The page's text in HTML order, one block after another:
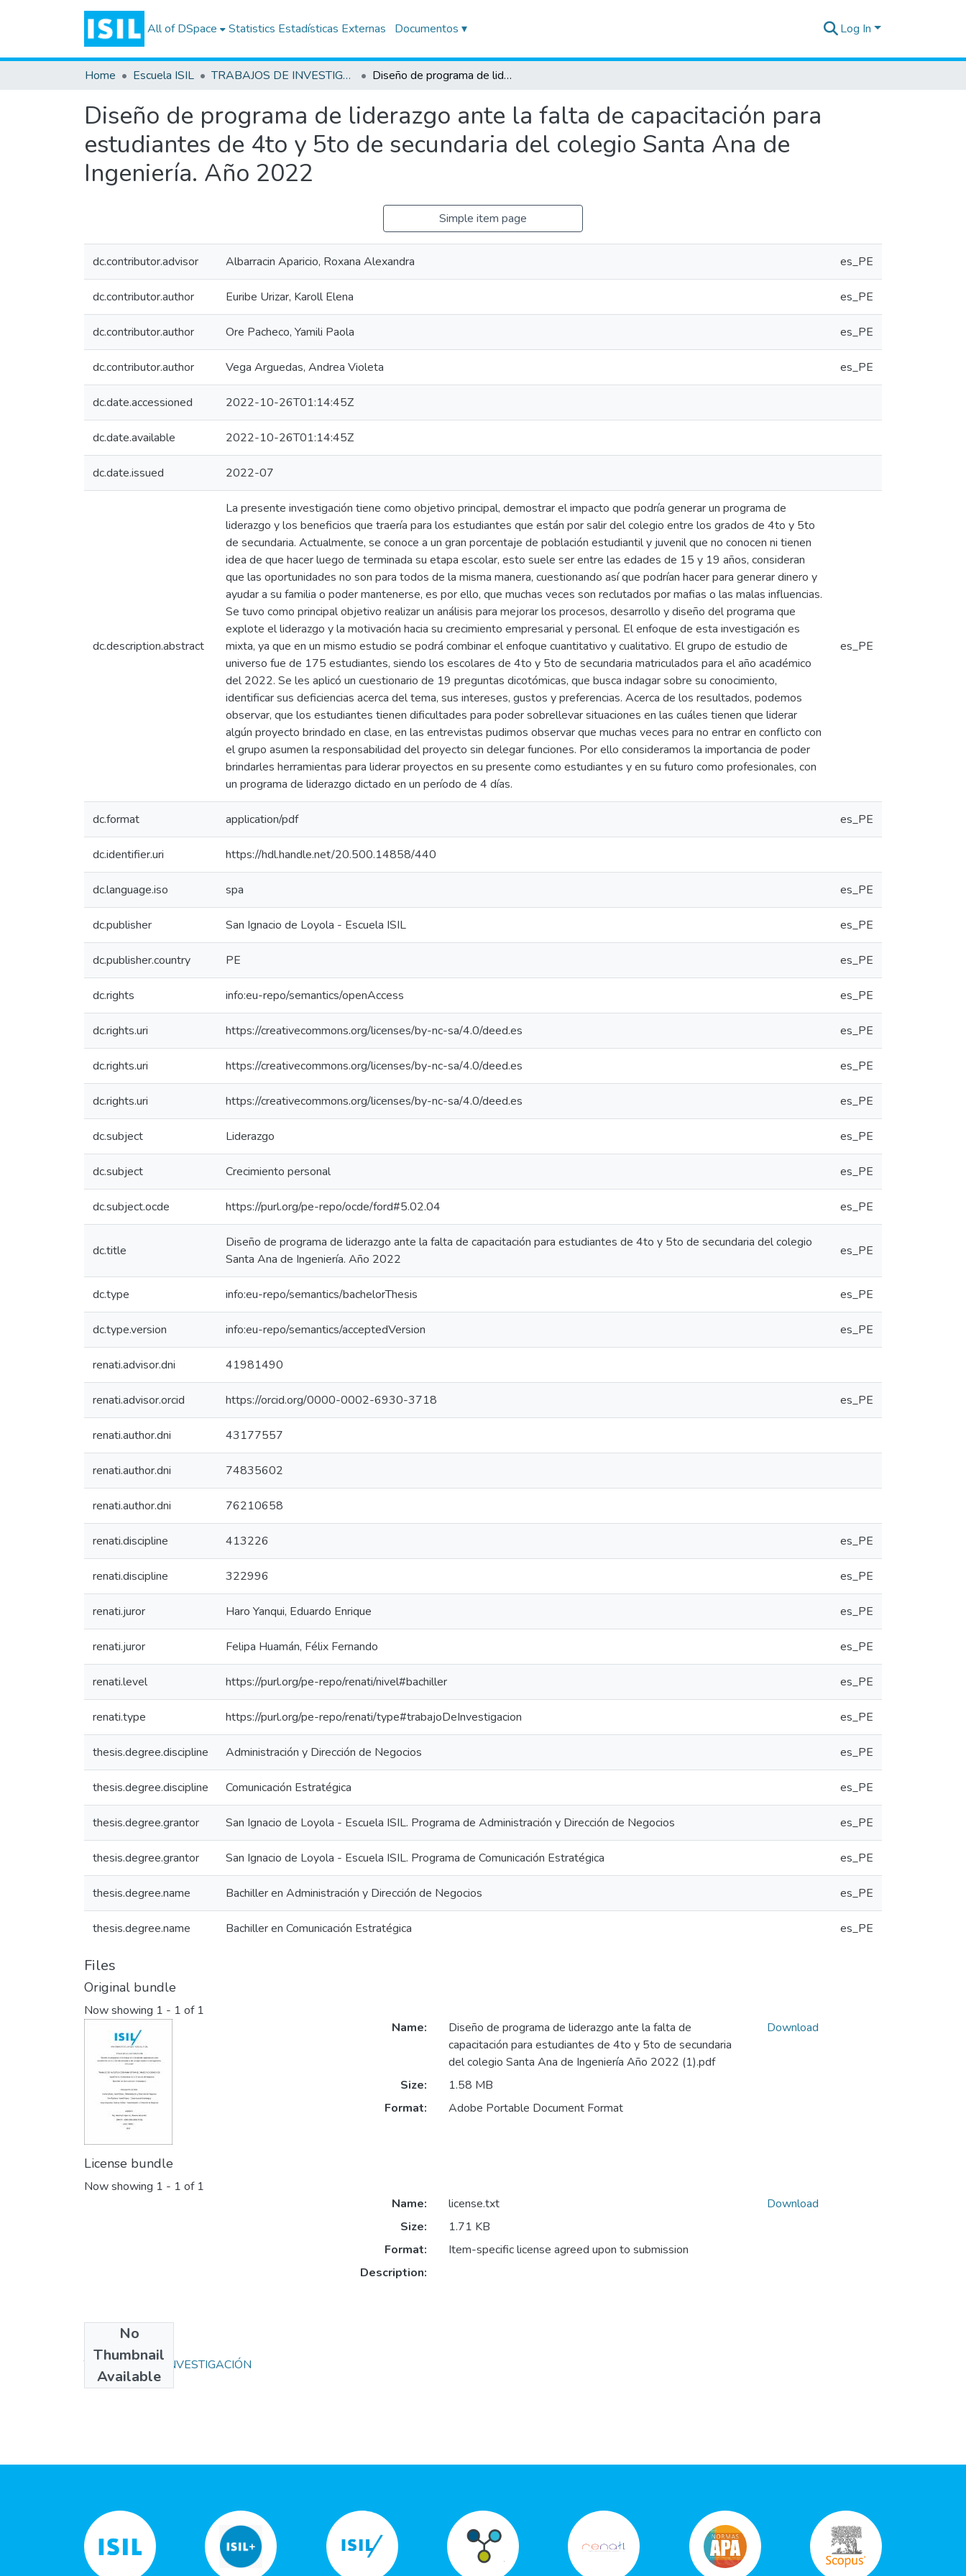
All of DSpace Statistics Estadísticas Externas Documentos ▾ Log In
Home Escuela ISIL TRABAJOS DE INVESTIGACIÓN Diseño de programa de liderazgo ante la falta de capacitación para estudiantes de 4to y 5to de secundaria del colegio Santa Ana de Ingeniería. Año 2022
Diseño de programa de liderazgo ante la falta de capacitación para
estudiantes de 4to y 5to de secundaria del colegio Santa Ana de
Ingeniería. Año 2022
Simple item page
dc.contributor.advisor Albarracin Aparicio, Roxana Alexandra es_PE
dc.contributor.author Euribe Urizar, Karoll Elena es_PE
dc.contributor.author Ore Pacheco, Yamili Paola es_PE
dc.contributor.author Vega Arguedas, Andrea Violeta es_PE
dc.date.accessioned 2022-10-26T01:14:45Z
dc.date.available 2022-10-26T01:14:45Z
dc.date.issued 2022-07
dc.description.abstract
La presente investigación tiene como objetivo principal, demostrar el impacto que podría generar un programa de
liderazgo y los beneficios que traería para los estudiantes que están por salir del colegio entre los grados de 4to y 5to
de secundaria. Actualmente, se conoce a un gran porcentaje de población estudiantil y juvenil que no conocen ni tienen
idea de que hacer luego de terminada su etapa escolar, esto suele ser entre las edades de 15 y 19 años, consideran
que las oportunidades no son para todos de la misma manera, cuestionando así que podrían hacer para generar dinero y
ayudar a su familia o poder mantenerse, es por ello, que muchas veces son reclutados por mafias o las malas influencias.
Se tuvo como principal objetivo realizar un análisis para mejorar los procesos, desarrollo y diseño del programa que
explote el liderazgo y la motivación hacia su crecimiento empresarial y personal. El enfoque de esta investigación es
mixta, ya que en un mismo estudio se podrá combinar el enfoque cuantitativo y cualitativo. El grupo de estudio de
universo fue de 175 estudiantes, siendo los escolares de 4to y 5to de secundaria matriculados para el año académico
del 2022. Se les aplicó un cuestionario de 19 preguntas dicotómicas, que busca indagar sobre su conocimiento,
identificar sus deficiencias acerca del tema, sus intereses, gustos y preferencias. Acerca de los resultados, podemos
observar, que los estudiantes tienen dificultades para poder sobrellevar situaciones en las cuáles tienen que liderar
algún proyecto brindado en clase, en las entrevistas pudimos observar que muchas veces para no entrar en conflicto con
el grupo asumen la responsabilidad del proyecto sin delegar funciones. Por ello consideramos la importancia de poder
brindarles herramientas para liderar proyectos en su presente como estudiantes y en su futuro como profesionales, con
un programa de liderazgo dictado en un período de 4 días.
es_PE
dc.format application/pdf es_PE
dc.identifier.uri https://hdl.handle.net/20.500.14858/440
dc.language.iso spa es_PE
dc.publisher San Ignacio de Loyola - Escuela ISIL es_PE
dc.publisher.country PE es_PE
dc.rights info:eu-repo/semantics/openAccess es_PE
dc.rights.uri https://creativecommons.org/licenses/by-nc-sa/4.0/deed.es es_PE
dc.rights.uri https://creativecommons.org/licenses/by-nc-sa/4.0/deed.es es_PE
dc.rights.uri https://creativecommons.org/licenses/by-nc-sa/4.0/deed.es es_PE
dc.subject Liderazgo es_PE
dc.subject Crecimiento personal es_PE
dc.subject.ocde https://purl.org/pe-repo/ocde/ford#5.02.04 es_PE
dc.title
Diseño de programa de liderazgo ante la falta de capacitación para estudiantes de 4to y 5to de secundaria del colegio
Santa Ana de Ingeniería. Año 2022
es_PE
dc.type info:eu-repo/semantics/bachelorThesis es_PE
dc.type.version info:eu-repo/semantics/acceptedVersion es_PE
renati.advisor.dni 41981490
renati.advisor.orcid https://orcid.org/0000-0002-6930-3718 es_PE
renati.author.dni 43177557
renati.author.dni 74835602
renati.author.dni 76210658
renati.discipline 413226 es_PE
renati.discipline 322996 es_PE
renati.juror Haro Yanqui, Eduardo Enrique es_PE
renati.juror Felipa Huamán, Félix Fernando es_PE
renati.level https://purl.org/pe-repo/renati/nivel#bachiller es_PE
renati.type https://purl.org/pe-repo/renati/type#trabajoDeInvestigacion es_PE
thesis.degree.discipline Administración y Dirección de Negocios es_PE
thesis.degree.discipline Comunicación Estratégica es_PE
thesis.degree.grantor San Ignacio de Loyola - Escuela ISIL. Programa de Administración y Dirección de Negocios es_PE
thesis.degree.grantor San Ignacio de Loyola - Escuela ISIL. Programa de Comunicación Estratégica es_PE
thesis.degree.name Bachiller en Administración y Dirección de Negocios es_PE
thesis.degree.name Bachiller en Comunicación Estratégica es_PE
Files
Original bundle
Now showing 1 - 1 of 1
Name:
Diseño de programa de liderazgo ante la falta de
capacitación para estudiantes de 4to y 5to de secundaria
del colegio Santa Ana de Ingeniería Año 2022 (1).pdf
Size:
1.58 MB
Format:
Adobe Portable Document Format
Download
License bundle
Now showing 1 - 1 of 1
No
Thumbnail
Available
Name:
license.txt
Size:
1.71 KB
Format:
Item-specific license agreed upon to submission
Description:
Download
Collections
TRABAJOS DE INVESTIGACIÓN